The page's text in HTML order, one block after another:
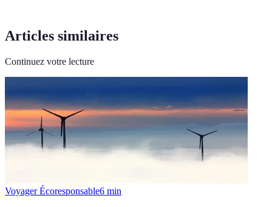
Articles similaires
Continuez votre lecture
Voyager Écoresponsable6 min